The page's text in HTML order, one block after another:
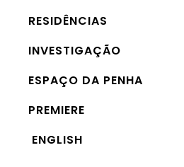
RESIDÊNCIAS
INVESTIGAÇÃO
ESPAÇO DA PENHA
PREMIERE
ENGLISH